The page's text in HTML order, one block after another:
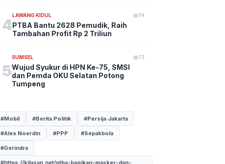
4
LAWANG KIDUL 74
PTBA Bantu 2628 Pemudik, Raih
Tambahan Profit Rp 2 Triliun
5
SUMSEL 73
Wujud Syukur di HPN Ke-75, SMSI
dan Pemda OKU Selatan Potong
Tumpeng
#Mobil #Berita Politik #Persija Jakarta
#Alex Noerdin #PPP #Sepakbola
#Gerindra
#https://kilasan.net/ptba-bagikan-masker-dan-